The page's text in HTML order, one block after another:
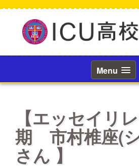
へ
ッ
Menu
【エッセイリ
期 市村椎座(
さん 】